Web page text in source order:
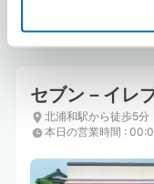
セブン－イレ
北浦和駅から徒歩5分
本日の営業時間 :